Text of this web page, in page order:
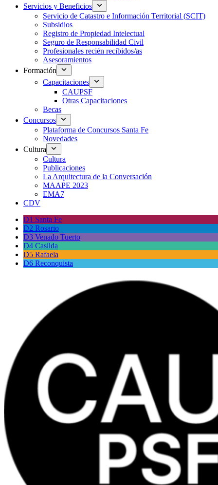
Servicios y Beneficios
Servicio de Catastro e Información Territorial (SCIT)
Subsidios
Registro de Propiedad Intelectual
Seguro de Responsabilidad Civil
Profesionales recién recibidos/as
Asesoramientos
Formación
Capacitaciones
CAUPSF
Otras Capacitaciones
Becas
Concursos
Plataforma de Concursos Santa Fe
Novedades
Cultura
Cultura
Publicaciones
La Arquitectura de la Conversación
MAAPE 2023
EMA7
CDV
D1 Santa Fe
D2 Rosario
D3 Venado Tuerto
D4 Casilda
D5 Rafaela
D6 Reconquista